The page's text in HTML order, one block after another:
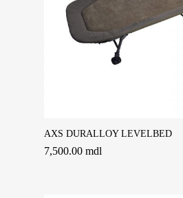
Adaugă În Coș
AXS DURALLOY LEVELBED
7,500.00 mdl